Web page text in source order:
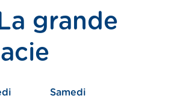
grande
Samedi